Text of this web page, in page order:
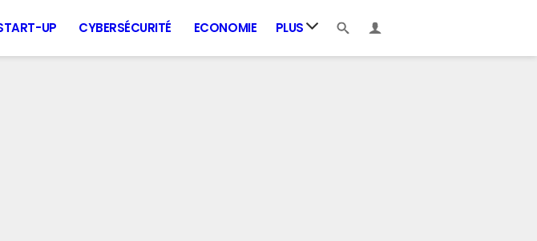
UP CYBERSÉCURITÉ ECONOMIE PLUS